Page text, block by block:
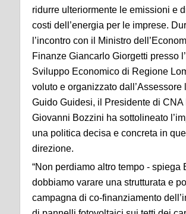
ridurre ulteriormente le emissioni e
costi dell’energia per le imprese.
l’incontro con il Ministro
Finanze Giancarlo Giorgetti presso
Sviluppo Economico di Regione
voluto e organizzato dall’Assessore
Guido Guidesi, il Presidente di CNA
Giovanni Bozzini ha sottolineato
una politica decisa e concreta in
direzione.
“Non perdiamo altro tempo - spiega
dobbiamo varare una strutturata e
campagna di co-finanziamento